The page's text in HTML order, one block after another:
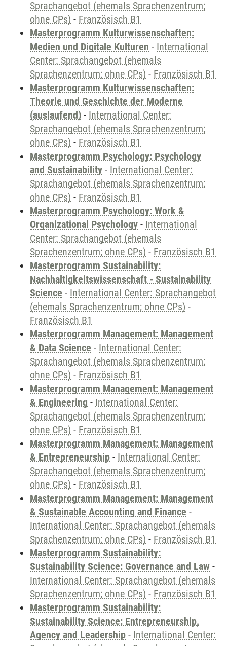
Sprachangebot (ehemals Sprachenzentrum;
ohne CPs) - Französisch B1
Masterprogramm Kulturwissenschaften:
Medien und Digitale Kulturen - International
Center: Sprachangebot (ehemals
Sprachenzentrum; ohne CPs) - Französisch B1
Masterprogramm Kulturwissenschaften:
Theorie und Geschichte der Moderne
(auslaufend) - International Center:
Sprachangebot (ehemals Sprachenzentrum;
ohne CPs) - Französisch B1
Masterprogramm Psychology: Psychology
and Sustainability - International Center:
Sprachangebot (ehemals Sprachenzentrum;
ohne CPs) - Französisch B1
Masterprogramm Psychology: Work &
Organizational Psychology - International
Center: Sprachangebot (ehemals
Sprachenzentrum; ohne CPs) - Französisch B1
Masterprogramm Sustainability:
Nachhaltigkeitswissenschaft - Sustainability
Science - International Center: Sprachangebot
(ehemals Sprachenzentrum; ohne CPs) -
Französisch B1
Masterprogramm Management: Management
& Data Science - International Center:
Sprachangebot (ehemals Sprachenzentrum;
ohne CPs) - Französisch B1
Masterprogramm Management: Management
& Engineering - International Center:
Sprachangebot (ehemals Sprachenzentrum;
ohne CPs) - Französisch B1
Masterprogramm Management: Management
& Entrepreneurship - International Center:
Sprachangebot (ehemals Sprachenzentrum;
ohne CPs) - Französisch B1
Masterprogramm Management: Management
& Sustainable Accounting and Finance -
International Center: Sprachangebot (ehemals
Sprachenzentrum; ohne CPs) - Französisch B1
Masterprogramm Sustainability:
Sustainability Science: Governance and Law -
International Center: Sprachangebot (ehemals
Sprachenzentrum; ohne CPs) - Französisch B1
Masterprogramm Sustainability:
Sustainability Science: Entrepreneurship,
Agency and Leadership - International Center: